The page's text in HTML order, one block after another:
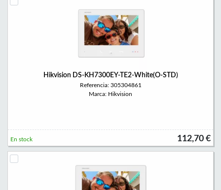
Hikvision DS-KH7300EY-TE2-White(O-STD)
Referencia: 305304861
Marca: Hikvision
112,70 €
En stock